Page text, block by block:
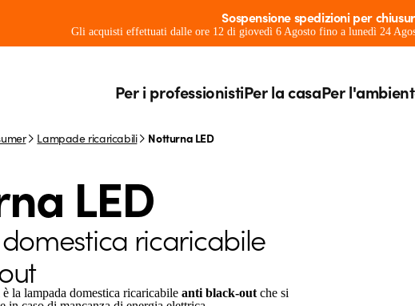
Sospensione spedizioni per
Gli acquisti effettuati dalle ore 12 di giovedì 6 Agosto fino a lunedì 24
Per i professionistiPer la casaPer
Lampade ricaricabili Notturna LED
LED
ricaricabile
la lampada domestica ricaricabile anti black-out che si